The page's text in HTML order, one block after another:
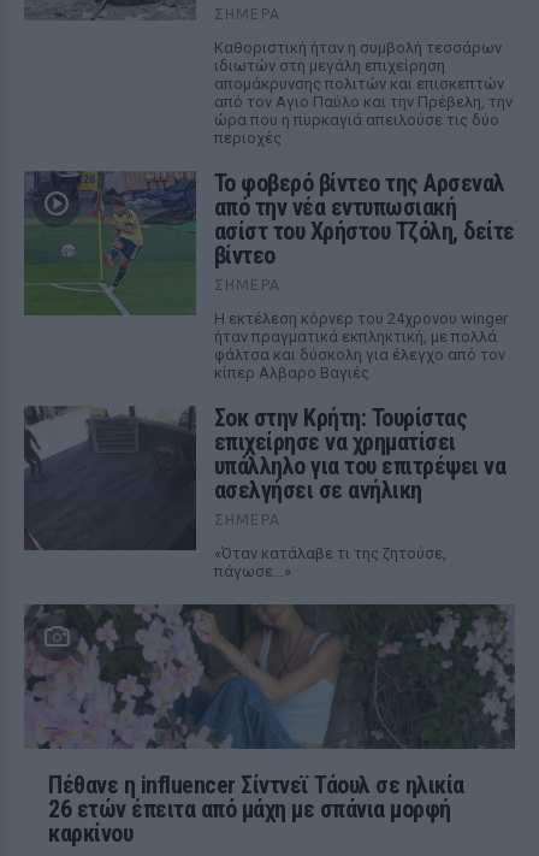
ΣΉΜΕΡΑ
Καθοριστική ήταν η συμβολή τεσσάρων
ιδιωτών στη μεγάλη επιχείρηση
απομάκρυνσης πολιτών και επισκεπτών
από τον Αγιο Παύλο και την Πρέβελη, την
ώρα που η πυρκαγιά απειλούσε τις δύο
περιοχές
Το φοβερό βίντεο της Αρσεναλ
από την νέα εντυπωσιακή
ασίστ του Χρήστου Τζόλη, δείτε
βίντεο
ΣΉΜΕΡΑ
Η εκτέλεση κόρνερ του 24χρονου winger
ήταν πραγματικά εκπληκτική, με πολλά
φάλτσα και δύσκολη για έλεγχο από τον
κίπερ Αλβαρο Βαγιές
Σοκ στην Κρήτη: Τουρίστας
επιχείρησε να χρηματίσει
υπάλληλο για του επιτρέψει να
ασελγήσει σε ανήλικη
ΣΉΜΕΡΑ
«Όταν κατάλαβε τι της ζητούσε,
πάγωσε...»
Πέθανε η influencer Σίντνεϊ Τάουλ σε ηλικία
26 ετών έπειτα από μάχη με σπάνια μορφή
καρκίνου